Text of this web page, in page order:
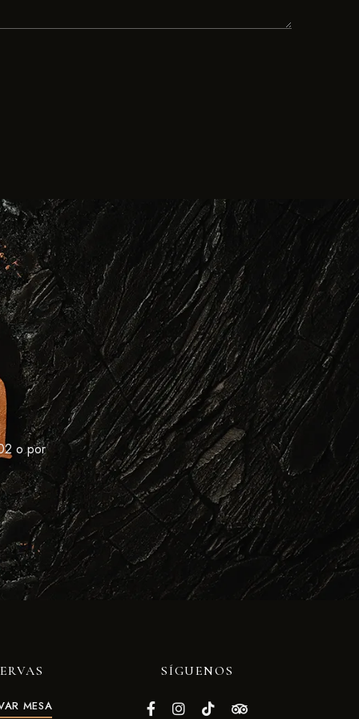
o por
MESA
SÍGUENOS